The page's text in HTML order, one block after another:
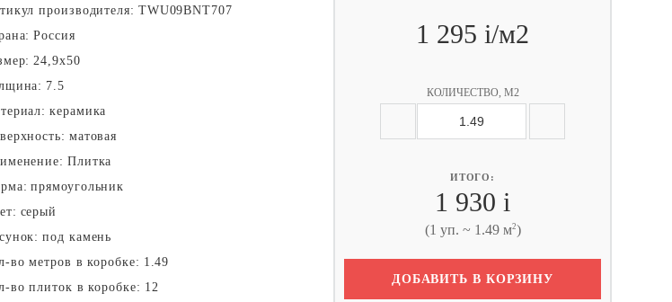
производителя: TWU09BNT707
Россия
24,9x50
7.5
керамика
матовая
Плитка
прямоугольник
серый
под камень
во метров в коробке: 1.49
во плиток в коробке: 12
1 295 i/м2
КОЛИЧЕСТВО, М2
ИТОГО:
1 930 i
(1 уп. ~ 1.49 м2)
ДОБАВИТЬ В КОРЗИНУ